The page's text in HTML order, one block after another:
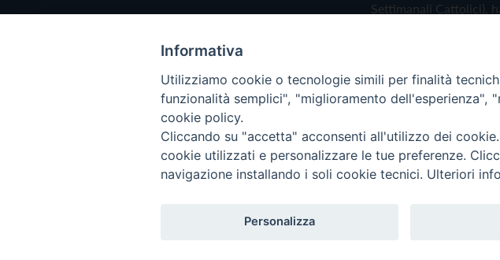
Settimanali Cattolici),
Privacy Policy
Copyright © 2019 - Tutti i diritti riservati - Vita Trentina Editrice
Informativa
Utilizziamo cookie o tecnologie simili per finalità
funzionalità semplici", "miglioramento
cookie policy.
Cliccando su "accetta" acconsenti all'utilizzo dei
cookie utilizzati e personalizzare le tue preferenze.
navigazione installando i soli cookie tecnici. Ulteriori
Personalizza